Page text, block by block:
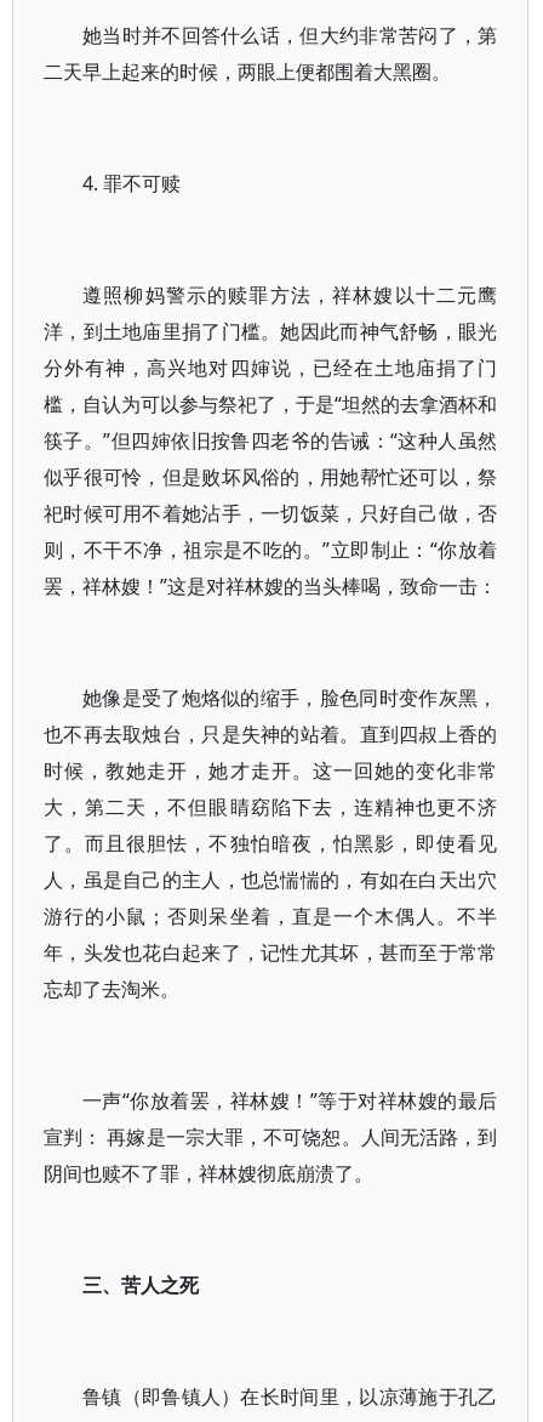
她当时并不回答什么话，但大约非常苦闷了，第
二天早上起来的时候，两眼上便都围着大黑圈。
4. 罪不可赎
遵照柳妈警示的赎罪方法，祥林嫂以十二元鹰
洋，到土地庙里捐了门槛。她因此而神气舒畅，眼光
分外有神，高兴地对四婶说，已经在土地庙捐了门
槛，自认为可以参与祭祀了，于是“坦然的去拿酒杯和
筷子。”但四婶依旧按鲁四老爷的告诫：“这种人虽然
似乎很可怜，但是败坏风俗的，用她帮忙还可以，祭
祀时候可用不着她沾手，一切饭菜，只好自己做，否
则，不干不净，祖宗是不吃的。”立即制止：“你放着
罢，祥林嫂！”这是对祥林嫂的当头棒喝，致命一击：
她像是受了炮烙似的缩手，脸色同时变作灰黑，
也不再去取烛台，只是失神的站着。直到四叔上香的
时候，教她走开，她才走开。这一回她的变化非常
大，第二天，不但眼睛窈陷下去，连精神也更不济
了。而且很胆怯，不独怕暗夜，怕黑影，即使看见
人，虽是自己的主人，也总惴惴的，有如在白天出穴
游行的小鼠；否则呆坐着，直是一个木偶人。不半
年，头发也花白起来了，记性尤其坏，甚而至于常常
忘却了去淘米。
一声“你放着罢，祥林嫂！”等于对祥林嫂的最后
宣判： 再嫁是一宗大罪，不可饶恕。人间无活路，到
阴间也赎不了罪，祥林嫂彻底崩溃了。
三、苦人之死
鲁镇（即鲁镇人）在长时间里，以凉薄施于孔乙